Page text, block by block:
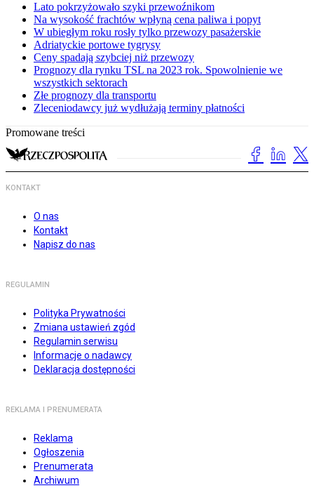
Lato pokrzyżowało szyki przewoźnikom
Na wysokość frachtów wpłyną cena paliwa i popyt
W ubiegłym roku rosły tylko przewozy pasażerskie
Adriatyckie portowe tygrysy
Ceny spadają szybciej niż przewozy
Prognozy dla rynku TSL na 2023 rok. Spowolnienie we
wszystkich sektorach
Złe prognozy dla transportu
Zleceniodawcy już wydłużają terminy płatności
Promowane treści
KONTAKT
O nas
Kontakt
Napisz do nas
REGULAMIN
Polityka Prywatności
Zmiana ustawień zgód
Regulamin serwisu
Informacje o nadawcy
Deklaracja dostępności
REKLAMA I PRENUMERATA
Reklama
Ogłoszenia
Prenumerata
Archiwum